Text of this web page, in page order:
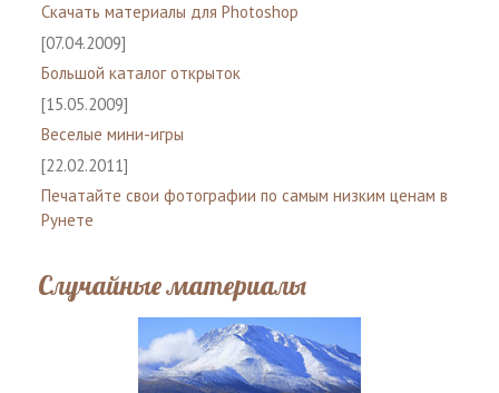
Скачать материалы для Photoshop
[07.04.2009]
Большой каталог открыток
[15.05.2009]
Веселые мини-игры
[22.02.2011]
Печатайте свои фотографии по самым низким ценам в
Рунете
Случайные материалы